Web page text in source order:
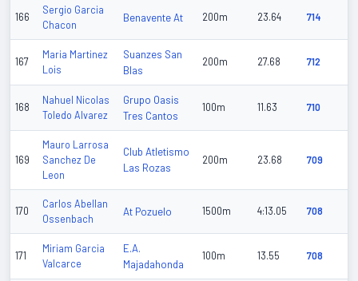
166
Sergio Garcia
Chacon
Benavente At 200m 23.64 714
167
Maria Martinez
Lois
Suanzes San
Blas
200m 27.68 712
168
Nahuel Nicolas
Toledo Alvarez
Grupo Oasis
Tres Cantos
100m 11.63 710
169
Mauro Larrosa
Sanchez De
Leon
Club Atletismo
Las Rozas
200m 23.68 709
170
Carlos Abellan
Ossenbach
At Pozuelo 1500m 4:13.05 708
171
Miriam Garcia
Valcarce
E.A.
Majadahonda
100m 13.55 708